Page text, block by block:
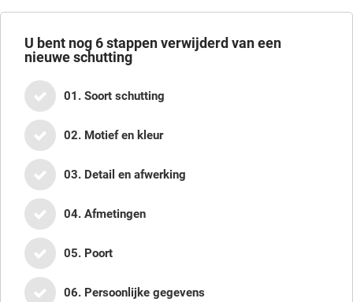
U bent nog6stappen verwijderd van een
nieuwe schutting
01. Soort schutting
02. Motief en kleur
03. Detail en afwerking
04. Afmetingen
05. Poort
06. Persoonlijke gegevens